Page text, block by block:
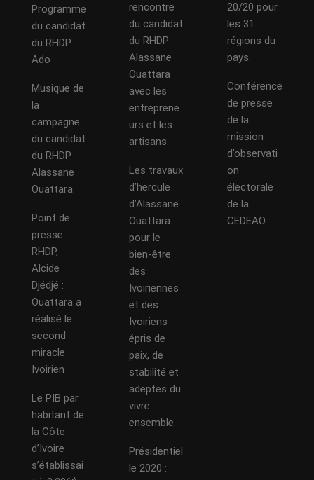
Programme
du candidat
du RHDP
Ado
Musique de
la
campagne
du candidat
du RHDP
Alassane
Ouattara
Point de
presse
RHDP,
Alcide
Djédjé :
Ouattara a
réalisé le
second
miracle
Ivoirien
Le PIB par
habitant de
la Côte
d’Ivoire
s’établissai
rencontre
du candidat
du RHDP
Alassane
Ouattara
avec les
entreprene
urs et les
artisans.
Les travaux
d’hercule
d’Alassane
Ouattara
pour le
bien-être
des
Ivoiriennes
et des
Ivoiriens
épris de
paix, de
stabilité et
adeptes du
vivre
ensemble.
Présidentiel
le 2020 :
20/20 pour
les 31
régions du
pays.
Conférence
de presse
de la
mission
d’observati
on
électorale
de la
CEDEAO